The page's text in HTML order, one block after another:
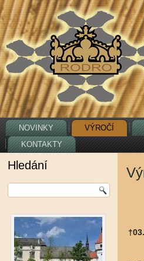
NOVINKY VÝROČÍ
KONTAKTY
Hledání